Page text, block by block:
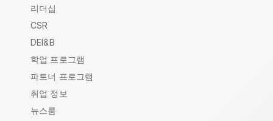
리더십
CSR
DEI&B
학업 프로그램
파트너 프로그램
취업 정보
뉴스룸